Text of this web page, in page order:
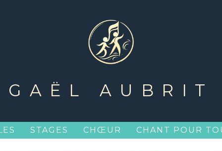
GAËL AUBRIT
STAGES CHŒUR CHANT POUR